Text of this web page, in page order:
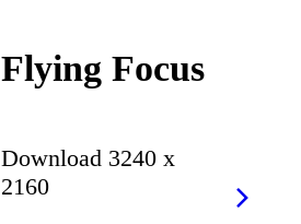
Flying Focus
Download 3240 x
2160